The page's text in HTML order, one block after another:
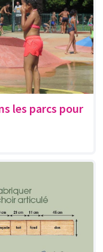
les parcs pour